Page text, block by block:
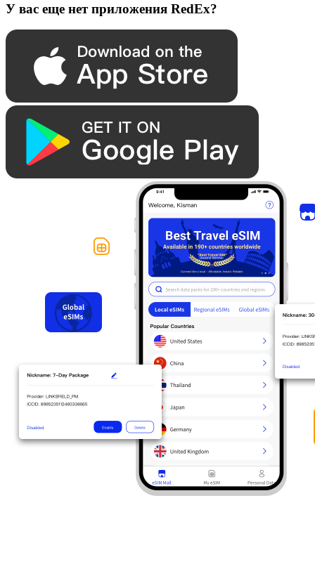
У вас еще нет приложения RedEx?